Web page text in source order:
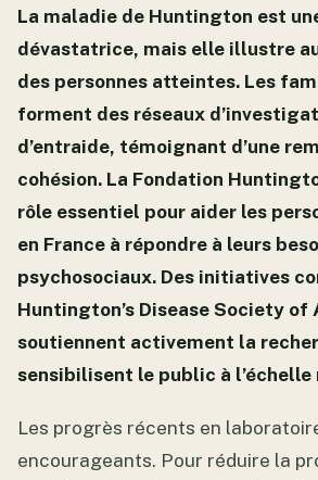
La maladie de Huntington est
dévastatrice, mais elle illustre
des personnes atteintes. Les
forment des réseaux
d’entraide, témoignant d’une
cohésion. La Fondation
rôle essentiel pour aider les
en France à répondre à leurs
psychosociaux. Des initiatives
Huntington’s Disease Society of
soutiennent activement la
sensibilisent le public à l’échelle
Les progrès récents en
encourageants. Pour réduire la